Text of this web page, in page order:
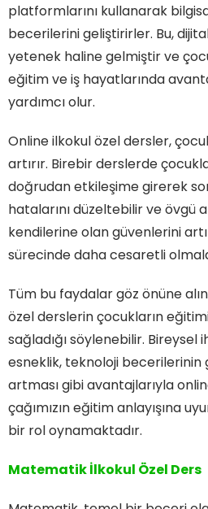
platformlarını kullanarak
becerilerini geliştirirler. Bu,
yetenek haline gelmiştir ve
eğitim ve iş hayatlarında
yardımcı olur.
Online ilkokul özel dersler,
artırır. Birebir derslerde
doğrudan etkileşime girerek
hatalarını düzeltebilir ve övgü
kendilerine olan güvenlerini
sürecinde daha cesaretli
Tüm bu faydalar göz önüne
özel derslerin çocukların
sağladığı söylenebilir.
esneklik, teknoloji becerilerinin
artması gibi avantajlarıyla
çağımızın eğitim anlayışına
bir rol oynamaktadır.
Matematik İlkokul Özel Ders